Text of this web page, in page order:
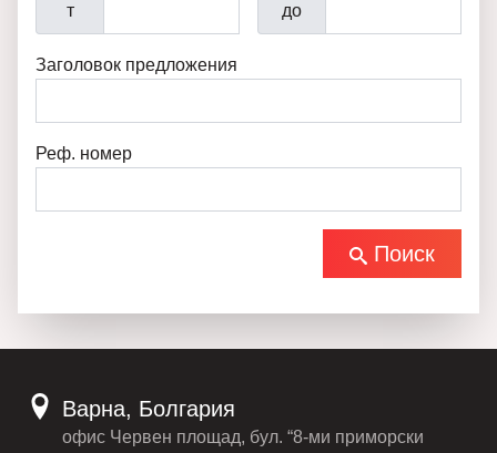
т
до
Заголовок предложения
Реф. номер
Поиск
Варна, Болгария
офис Червен площад, бул. “8-ми приморски